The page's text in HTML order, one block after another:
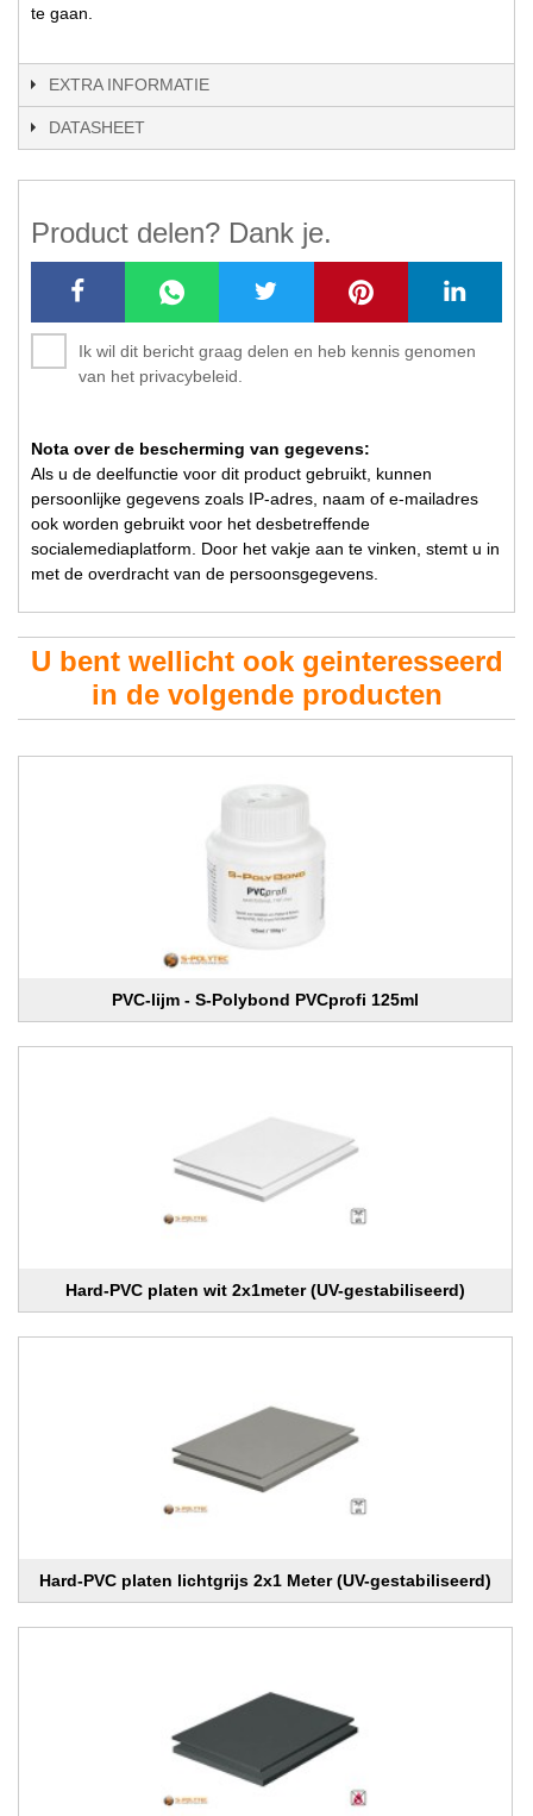
te gaan.
EXTRA INFORMATIE
DATASHEET
Product delen? Dank je.
Ik wil dit bericht graag delen en heb kennis genomen
van het privacybeleid.
Nota over de bescherming van gegevens:
Als u de deelfunctie voor dit product gebruikt, kunnen
persoonlijke gegevens zoals IP-adres, naam of e-mailadres
ook worden gebruikt voor het desbetreffende
socialemediaplatform. Door het vakje aan te vinken, stemt u in
met de overdracht van de persoonsgegevens.
U bent wellicht ook geinteresseerd
in de volgende producten
PVC-lijm - S-Polybond PVCprofi 125ml
Hard-PVC platen wit 2x1meter (UV-gestabiliseerd)
Hard-PVC platen lichtgrijs 2x1 Meter (UV-gestabiliseerd)